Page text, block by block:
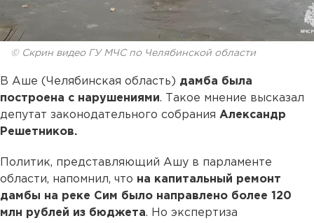
© Скрин видео ГУ МЧС по Челябинской области
В Аше (Челябинская область) дамба была
построена с нарушениями. Такое мнение высказал
депутат законодательного собрания Александр
Решетников.
Политик, представляющий Ашу в парламенте
области, напомнил, что на капитальный ремонт
дамбы на реке Сим было направлено более 120
млн рублей из бюджета. Но экспертиза